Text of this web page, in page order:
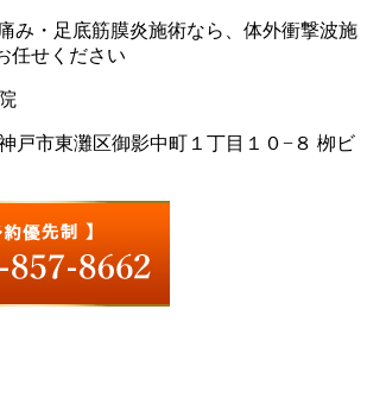
み・足底筋膜炎施術なら、体外衝撃波施
任せください
戸市東灘区御影中町１丁目１０−８ 栁ビ